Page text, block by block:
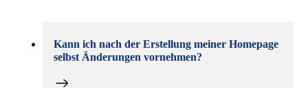
Kann ich nach der Erstellung meiner Homepage
selbst Änderungen vornehmen?